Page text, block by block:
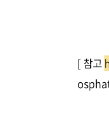
[ 참고